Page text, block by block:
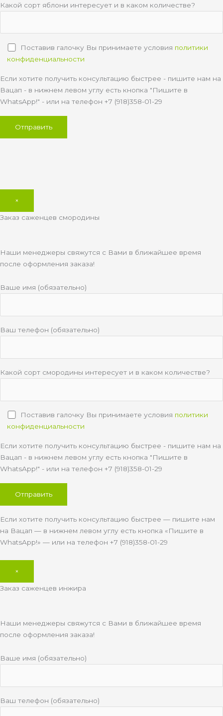
Какой сорт яблони интересует и в каком количестве?
Поставив галочку Вы принимаете условия политики
конфиденциальности
Если хотите получить консультацию быстрее - пишите нам на
Вацап - в нижнем левом углу есть кнопка "Пишите в
WhatsApp!" - или на телефон +7 (918)358-01-29
×
Заказ саженцев смородины
Наши менеджеры свяжутся с Вами в ближайшее время
после оформления заказа!
Ваше имя (обязательно)
Ваш телефон (обязательно)
Какой сорт смородины интересует и в каком количестве?
Поставив галочку Вы принимаете условия политики
конфиденциальности
Если хотите получить консультацию быстрее - пишите нам на
Вацап - в нижнем левом углу есть кнопка "Пишите в
WhatsApp!" - или на телефон +7 (918)358-01-29
Если хотите получить консультацию быстрее — пишите нам
на Вацап — в нижнем левом углу есть кнопка «Пишите в
WhatsApp!» — или на телефон +7 (918)358-01-29
×
Заказ саженцев инжира
Наши менеджеры свяжутся с Вами в ближайшее время
после оформления заказа!
Ваше имя (обязательно)
Ваш телефон (обязательно)